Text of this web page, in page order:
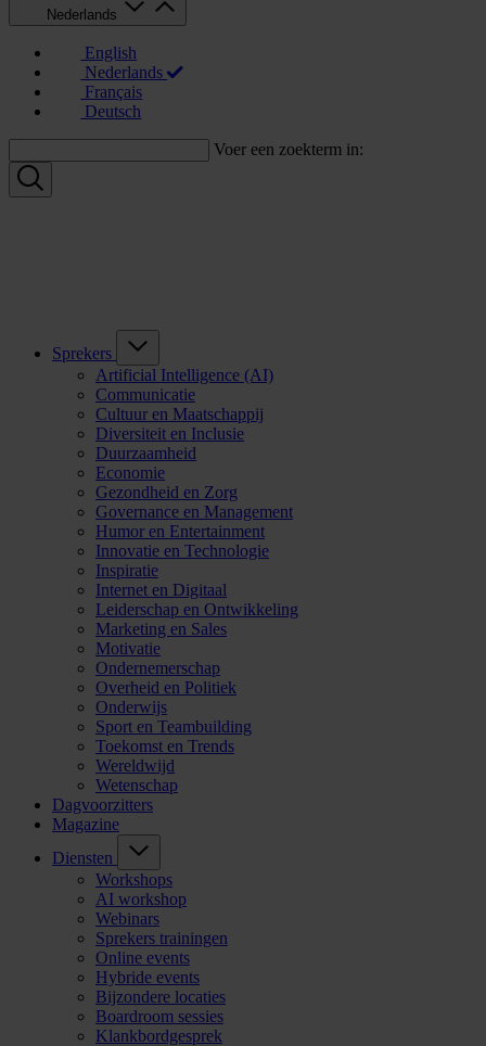
Nederlands
English
Nederlands
Français
Deutsch
Voer een zoekterm in:
Sprekers
Artificial Intelligence (AI)
Communicatie
Cultuur en Maatschappij
Diversiteit en Inclusie
Duurzaamheid
Economie
Gezondheid en Zorg
Governance en Management
Humor en Entertainment
Innovatie en Technologie
Inspiratie
Internet en Digitaal
Leiderschap en Ontwikkeling
Marketing en Sales
Motivatie
Ondernemerschap
Overheid en Politiek
Onderwijs
Sport en Teambuilding
Toekomst en Trends
Wereldwijd
Wetenschap
Dagvoorzitters
Magazine
Diensten
Workshops
AI workshop
Webinars
Sprekers trainingen
Online events
Hybride events
Bijzondere locaties
Boardroom sessies
Klankbordgesprek